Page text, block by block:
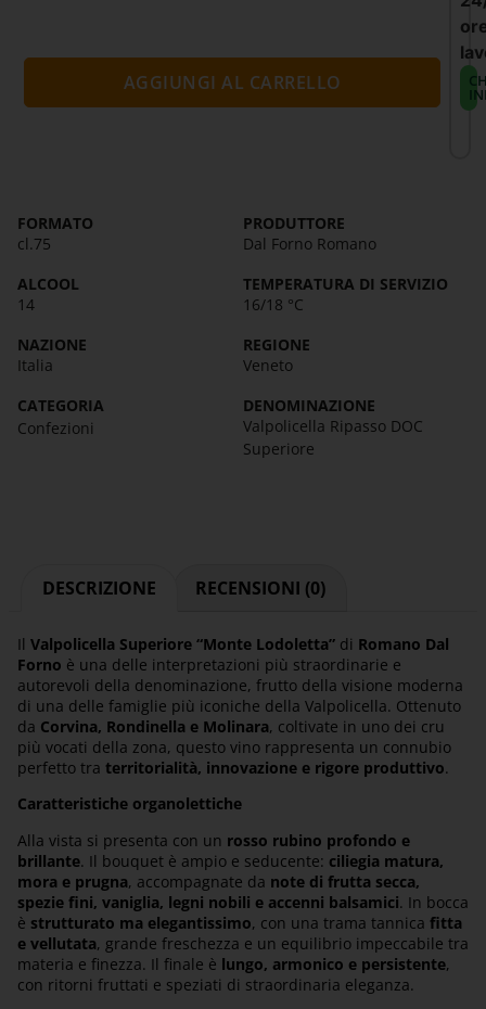
AGGIUNGI AL CARRELLO
FORMATO
cl.75
PRODUTTORE
Dal Forno Romano
ALCOOL
14
TEMPERATURA DI SERVIZIO
16/18 °C
NAZIONE
Italia
REGIONE
Veneto
CATEGORIA
Confezioni
DENOMINAZIONE
Valpolicella Ripasso DOC
Superiore
DESCRIZIONE RECENSIONI (0)
Il Valpolicella Superiore “Monte Lodoletta” di Romano Dal
Forno è una delle interpretazioni più straordinarie e
autorevoli della denominazione, frutto della visione moderna
di una delle famiglie più iconiche della Valpolicella. Ottenuto
da Corvina, Rondinella e Molinara, coltivate in uno dei cru
più vocati della zona, questo vino rappresenta un connubio
perfetto tra territorialità, innovazione e rigore produttivo.
Caratteristiche organolettiche
Alla vista si presenta con un rosso rubino profondo e
brillante. Il bouquet è ampio e seducente: ciliegia matura,
mora e prugna, accompagnate da note di frutta secca,
spezie fini, vaniglia, legni nobili e accenni balsamici. In bocca
è strutturato ma elegantissimo, con una trama tannica fitta
e vellutata, grande freschezza e un equilibrio impeccabile tra
materia e finezza. Il finale è lungo, armonico e persistente,
con ritorni fruttati e speziati di straordinaria eleganza.